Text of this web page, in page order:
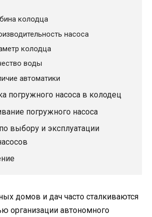
колодца
насоса
колодца
воды
автоматики
погружного насоса в колодец
погружного насоса
выбору и эксплуатации
домов и дач часто сталкиваются
организации автономного